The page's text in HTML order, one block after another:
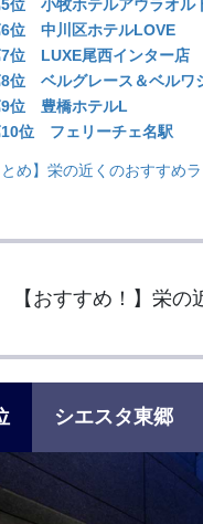
位 小牧ホテルアウラオル
位 中川区ホテルLOVE
位 LUXE尾西インター店
位 ベルグレース＆ベルワ
位 豊橋ホテルL
位 フェリーチェ名駅
とめ】栄の近くのおすすめ
【おすすめ！】 栄の
シエスタ東郷